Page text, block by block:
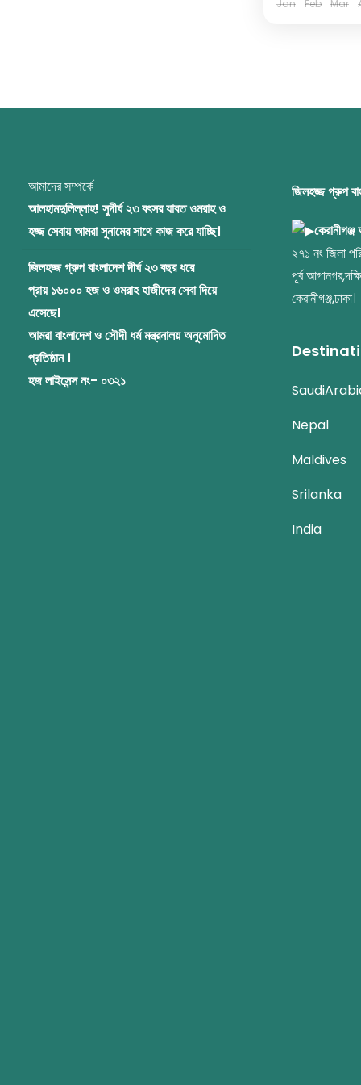
Jan Feb Mar
আমাদের সম্পর্কে
আলহামদুলিল্লাহ! সুদীর্ঘ ২৩ বৎসর যাবত ওমরাহ ও
হজ্জ সেবায় আমরা সুনামের সাথে কাজ করে যাচ্ছি।
জিলহজ্জ গ্রুপ বাংলাদেশ দীর্ঘ ২৩ বছর ধরে
প্রায় ১৬০০০ হজ ও ওমরাহ হাজীদের সেবা দিয়ে
এসেছে।
আমরা বাংলাদেশ ও সৌদী ধর্ম মন্ত্রনালয় অনুমোদিত
প্রতিষ্ঠান ।
হজ লাইসেন্স নং- ০৩২১
জিলহজ্জ গ্রুপ
২৭১ নং জিলা
পূর্ব
কেরানীগঞ্জ,ঢাকা।
Nepal
Maldives
Srilanka
India